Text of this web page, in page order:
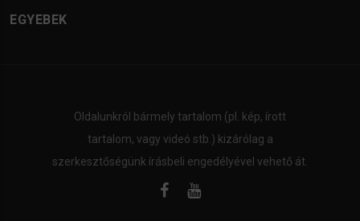
EGYEBEK
Oldalunkról bármely tartalom (pl. kép, írott
tartalom, vagy videó stb.) kizárólag a
szerkesztőségünk írásbeli engedélyével vehető át.